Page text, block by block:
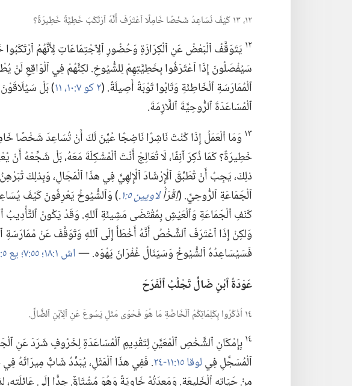
١٢،‏ ١٣ كَيْفَ نُسَاعِدُ شَخْصًا خَامِلًا ٱعْتَرَفَ أَنَّهُ ٱرْتَكَبَ خَطِيَّةً خَطِيرَةً؟‏
١٢ يَتَوَقَّفُ ٱلْبَعْضُ عَنِ ٱلْكِرَازَةِ وَحُضُورِ ٱلِٱجْتِمَاعَاتِ لِأَنَّهُمُ
سَيُفْصَلُونَ إِذَا ٱعْتَرَفُوا بِخَطِيَّتِهِمْ لِلشُّيُوخِ.‏ لكِنَّهُمْ فِي ٱلْوَاقِعِ لَنْ
ٱلْمُمَارَسَةِ ٱلْخَاطِئَةِ وَتَابُوا تَوْبَةً أَصِيلَةً.‏ (‏٢ كو ٧:‏١٠،‏ ١١
‏)‏ بَلْ
ٱلْمُسَاعَدَةَ ٱلرُّوحِيَّةَ ٱللَّازِمَةَ.‏
١٣ وَمَا ٱلْعَمَلُ إِذَا كُنْتَ نَاشِرًا نَاضِجًا عُيِّنَ لَكَ أَنْ تُسَاعِدَ شَخْصًا
خَطِيرَةً؟‏ كَمَا ذُكِرَ آنِفًا،‏ لَا تُعَالِجْ أَنْتَ ٱلْمُشْكِلَةَ مَعَهُ،‏ بَلْ شَجِّعْهُ أَنْ
ذلِكَ،‏ يَجِبُ أَنْ تُطَبِّقَ ٱلْإِرْشَادَ ٱلْإِلهِيَّ فِي هذَا ٱلْمَجَالِ،‏ وَبِذلِكَ
ٱلْجَمَاعَةِ ٱلرُّوحِيِّ.‏ (‏اِقْرَأْلاويين ٥:‏١ ‏.‏‏)‏ وَٱلشُّيُوخُ يَعْرِفُونَ كَيْفَ
كَنَفِ ٱلْجَمَاعَةِ وَٱلْعَيْشِ بِمُقْتَضَى مَشِيئَةِ ٱللهِ.‏ وَقَدْ يَكُونُ ٱلتَّأْدِيبُ
وَلكِنْ إِذَا ٱعْتَرَفَ ٱلشَّخْصُ أَنَّهُ أَخْطَأَ إِلَى ٱللهِ وَتَوَقَّفَ عَنْ مُمَارَسَةِ
فَسَيُسَاعِدُهُ ٱلشُّيُوخُ وَسَيَنَالُ غُفْرَانَ يَهْوَه.‏ —‏اش ١:‏١٨؛‏ يع ٥:‏١٣-‏١٦
عَوْدَةُ ٱبْنٍ ضَالٍّ تَجْلُبُ ٱلْفَرَحَ
١٤ اُذْكُرُوا بِكَلِمَاتِكُمُ ٱلْخَاصَّةِ مَا هُوَ فَحْوَى مَثَلِ يَسُوعَ عَنِ ٱلِٱبْنِ ٱلضَّالِّ.‏
١٤بِإِمْكَانِ ٱلشَّخْصِ ٱلْمُعَيَّنِ لِتَقْدِيمِ ٱلْمُسَاعَدَةِ لِخَرُوفٍ شَرَدَ عَنِ
ٱلْمُسَجَّلِ فِيلوقا ١٥:‏١١-‏٢٤
‏.‏ فَفِي هذَا ٱلْمَثَلِ،‏ يُبَدِّدُ شَابٌّ مِيرَاثَهُ